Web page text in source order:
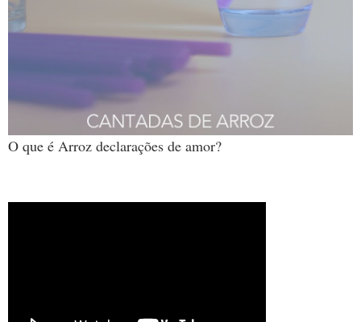
O que é Arroz declarações de amor?